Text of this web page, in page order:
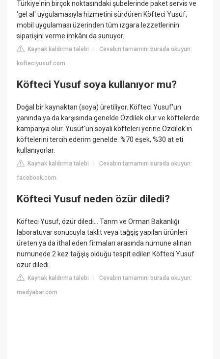
Türkiye'nin birçok noktasındaki şubelerinde paket servis ve
'gel al' uygulamasıyla hizmetini sürdüren Köfteci Yusuf,
mobil uygulaması üzerinden tüm ızgara lezzetlerinin
siparişini verme imkânı da sunuyor.
Kaynak kaldırma talebi |Cevabın tamamını burada okuyun:
kofteciyusuf.com
Köfteci Yusuf soya kullanıyor mu?
Doğal bir kaynaktan (soya) üretiliyor. Köfteci Yusuf'un
yanında ya da karşısında genelde Özdilek olur ve köftelerde
kampanya olur. Yusuf'un soyalı köfteleri yerine Özdilek'in
köftelerini tercih ederim genelde. %70 eşek, %30 at eti
kullanıyorlar.
Kaynak kaldırma talebi |Cevabın tamamını burada okuyun:
facebook.com
Köfteci Yusuf neden özür diledi?
Köfteci Yusuf, özür diledi... Tarım ve Orman Bakanlığı
laboratuvar sonucuyla taklit veya tağşiş yapılan ürünleri
üreten ya da ithal eden firmaları arasında numune alınan
numunede 2 kez tağşiş olduğu tespit edilen Köfteci Yusuf
özür diledi.
Kaynak kaldırma talebi |Cevabın tamamını burada okuyun:
medyabar.com